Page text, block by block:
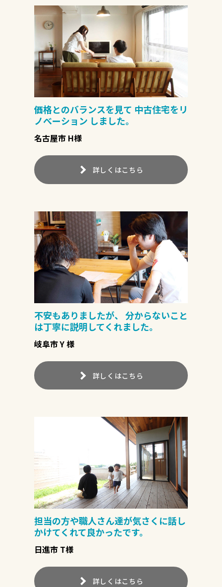
価格とのバランスを見て 中古住宅をリ
ノべーション しました。
名古屋市 H様
詳しくはこちら
不安もありましたが、 分からないこと
は丁寧に説明してくれました。
岐阜市 Y 様
詳しくはこちら
担当の方や職人さん達が気さくに話し
かけてくれて良かったです。
日進市 T様
詳しくはこちら